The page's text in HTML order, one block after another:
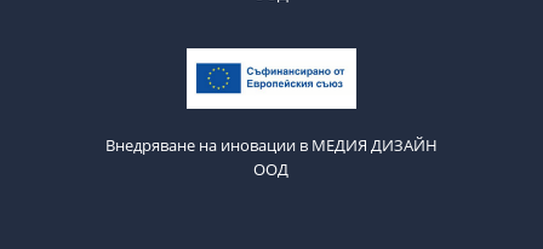
Внедряване на иновации в МЕДИЯ ДИЗАЙН
ООД